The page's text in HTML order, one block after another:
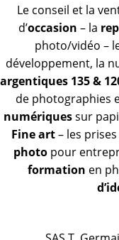
Le conseil et la
d’occasion – la
photo/vidéo –
développement, la
argentiques 135 &
de photographies
numériquessur
Fine art– les
photo pour
formation en